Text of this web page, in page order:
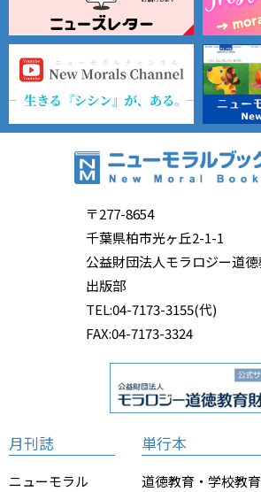
〒277-8654
千葉県柏市光ヶ丘2-1-1
公益財団法人モラロジー道
出版部
TEL:04-7173-3155(代)
FAX:04-7173-3324
月刊誌
ニューモラル
単行本
道徳教育・学校教育